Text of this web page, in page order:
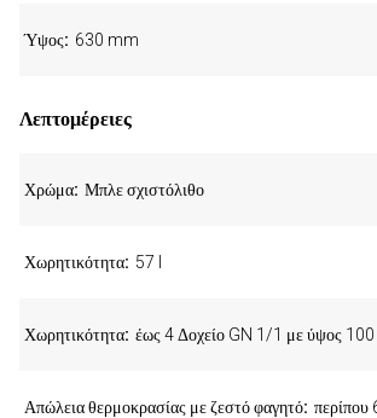
Ύψος 630 mm
Λεπτομέρειες
Χρώμα Μπλε σχιστόλιθο
Χωρητικότητα 57 l
Χωρητικότητα έως 4 Δοχείο GN 1/1 με ύψος
Απώλεια θερμοκρασίας με ζεστό φαγητό περίπου